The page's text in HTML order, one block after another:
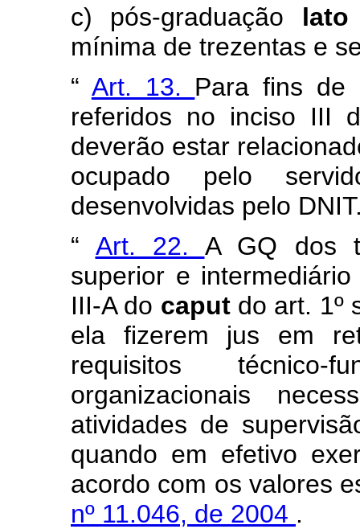
c) pós-graduação
mínima de trezentas e
“ Art. 13. Para fins de
referidos no inciso III
deverão estar
ocupado pelo
desenvolvidas pelo
“ Art. 22. A GQ dos
superior e
III-A do caput do art. 1º
ela fizerem jus em
requisitos técnico-
organizacionais
atividades de
quando em efetivo
acordo com os valores
nº 11.046, de 2004 .